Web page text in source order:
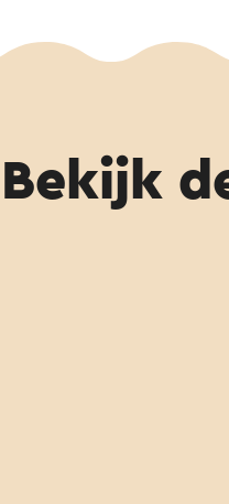
Bekijk